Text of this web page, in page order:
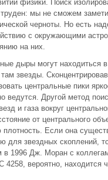
физики. Поиск
мы не сможем
черноты. Но есть
с окружающими
на них.
дыры могут находиться в
звезды.
центральные пики
ведутся. Другой метод
и газа вокруг
от центрального
Если она
для звездных скоплений,
1996 Дж. Моран с
4258, вероятно,